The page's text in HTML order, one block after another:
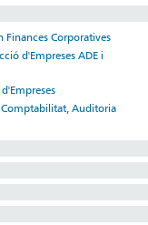
Corporatives
d'Empreses ADE i
Auditoria